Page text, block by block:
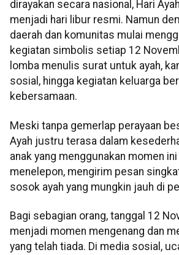
dirayakan secara nasional, Hari
menjadi hari libur resmi. Namun
daerah dan komunitas mulai
kegiatan simbolis setiap 12
lomba menulis surat untuk ayah,
sosial, hingga kegiatan keluarga
kebersamaan.
Meski tanpa gemerlap perayaan
Ayah justru terasa dalam
anak yang menggunakan momen
menelepon, mengirim pesan
sosok ayah yang mungkin jauh di
Bagi sebagian orang, tanggal 12
menjadi momen mengenang dan
yang telah tiada. Di media sosial,